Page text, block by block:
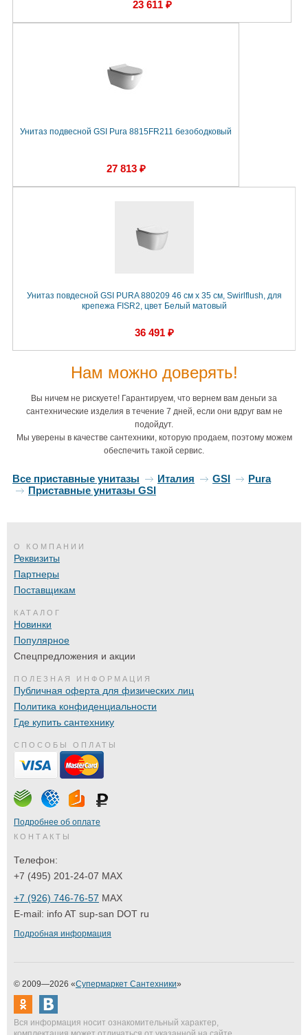
23 611 ₽
Унитаз подвесной GSI Pura 8815FR211 безободковый
27 813 ₽
Унитаз повдесной GSI PURA 880209 46 см х 35 см, Swirlflush, для
крепежа FISR2, цвет Белый матовый
36 491 ₽
Нам можно доверять!
Вы ничем не рискуете! Гарантируем, что вернем вам деньги за
сантехнические изделия в течение 7 дней, если они вдруг вам не
подойдут.
Мы уверены в качестве сантехники, которую продаем, поэтому можем
обеспечить такой сервис.
Все приставные унитазы Италия GSI
Pura
Приставные унитазы GSI
О КОМПАНИИ
Реквизиты
Партнеры
Поставщикам
КАТАЛОГ
Новинки
Популярное
Спецпредложения и акции
ПОЛЕЗНАЯ ИНФОРМАЦИЯ
Публичная оферта для физических лиц
Политика конфиденциальности
Где купить сантехнику
СПОСОБЫ ОПЛАТЫ
Подробнее об оплате
КОНТАКТЫ
Телефон:
+7 (495) 201-24-07 MAX
+7 (926) 746-76-57 MAX
E-mail: info AT sup-san DOT ru
Подробная информация
© 2009—2026 «Супермаркет Сантехники»
Вся информация носит ознакомительный характер,